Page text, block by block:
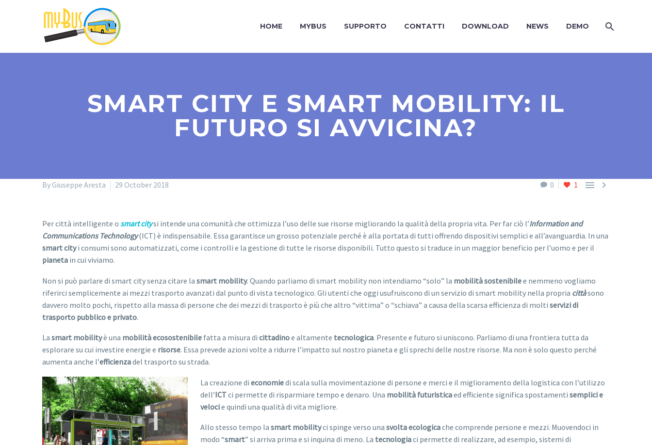
HOME MYBUS SUPPORTO CONTATTI DOWNLOAD NEWS DEMO
SMART CITY E SMART MOBILITY: IL
FUTURO SI AVVICINA?
0 1  
By Giuseppe Aresta 29 October 2018
Per città intelligente o smart citysi intende una comunità che ottimizza l’uso delle sue risorse migliorando la qualità della propria vita. Per far ciò l’Information and
Communications Technology(ICT) è indispensabile. Essa garantisce un grosso potenziale perché è alla portata di tutti offrendo dispositivi semplici e all’avanguardia. In una
smart cityi consumi sono automatizzati, come i controlli e la gestione di tutte le risorse disponibili. Tutto questo si traduce in un maggior beneficio per l’uomo e per il
pianeta in cui viviamo.
Non si può parlare di smart city senza citare la smart mobility. Quando parliamo di smart mobility non intendiamo “solo” la mobilità sostenibilee nemmeno vogliamo
riferirci semplicemente ai mezzi trasporto avanzati dal punto di vista tecnologico. Gli utenti che oggi usufruiscono di un servizio di smart mobility nella propria cittàsono
davvero molto pochi, rispetto alla massa di persone che dei mezzi di trasporto è più che altro “vittima” o “schiava” a causa della scarsa efficienza di molti servizi di
trasporto pubblico e privato.
La smart mobilityè una mobilitàecosostenibile fatta a misura di cittadinoe altamente tecnologica. Presente e futuro si uniscono. Parliamo di una frontiera tutta da
esplorare su cui investire energie e risorse. Essa prevede azioni volte a ridurre l’impatto sul nostro pianeta e gli sprechi delle nostre risorse. Ma non è solo questo perché
aumenta anche l’efficienzadel trasporto su strada.
La creazione di economiedi scala sulla movimentazione di persone e merci e il miglioramento della logistica con l’utilizzo
dell’ICTci permette di risparmiare tempo e denaro. Una mobilità futuristicaed efficiente significa spostamenti semplici e
velocie quindi una qualità di vita migliore.
Allo stesso tempo la smart mobilityci spinge verso una svoltaecologicache comprende persone e mezzi. Muovendoci in
modo “smart” si arriva prima e si inquina di meno. La tecnologiaci permette di realizzare, ad esempio, sistemi di